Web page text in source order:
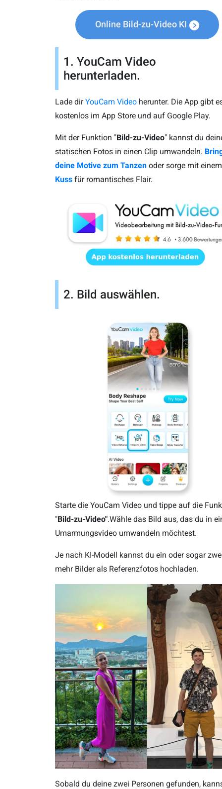
Online Bild-zu-Video KI
1. YouCam Video
herunterladen.
Lade dirYouCam Videoherunter. Die App gibt
kostenlos im App Store und auf Google Play.
Mit der Funktion "Bild-zu-Video" kannst du
statischen Fotos in einen Clip umwandeln.
deine Motive zum Tanzenoder sorge mit einem
Kuss für romantisches Flair.
2. Bild auswählen.
Starte die YouCam Video und tippe auf die
"Bild-zu-Video".Wähle das Bild aus, das du in
Umarmungsvideo umwandeln möchtest.
Je nach KI-Modell kannst du ein oder sogar
mehr Bilder als Referenzfotos hochladen.
Sobald du deine zwei Personen gefunden,